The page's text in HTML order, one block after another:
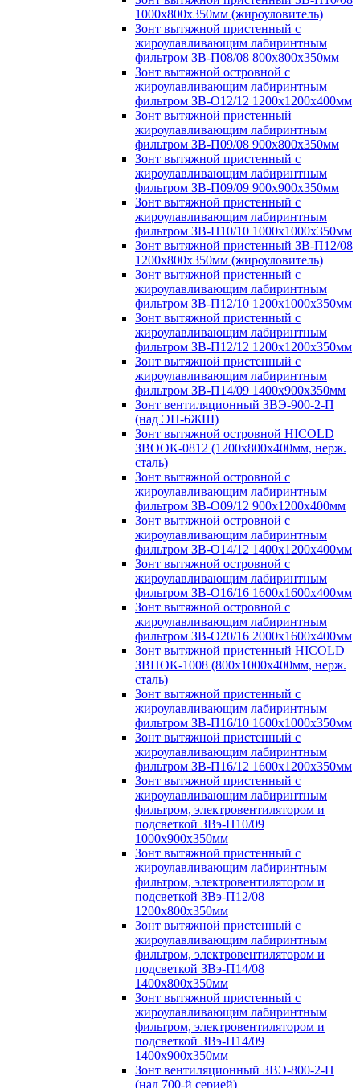
1000х800х350мм (жироуловитель)
Зонт вытяжной пристенный с
жироулавливающим лабиринтным
фильтром ЗВ-П08/08 800х800х350мм
Зонт вытяжной островной с
жироулавливающим лабиринтным
фильтром ЗВ-О12/12 1200х1200х400мм
Зонт вытяжной пристенный
жироулавливающим лабиринтным
фильтром ЗВ-П09/08 900х800х350мм
Зонт вытяжной пристенный с
жироулавливающим лабиринтным
фильтром ЗВ-П09/09 900х900х350мм
Зонт вытяжной пристенный с
жироулавливающим лабиринтным
фильтром ЗВ-П10/10 1000х1000х350мм
Зонт вытяжной пристенный ЗВ-П12/08
1200х800х350мм (жироуловитель)
Зонт вытяжной пристенный с
жироулавливающим лабиринтным
фильтром ЗВ-П12/10 1200х1000х350мм
Зонт вытяжной пристенный с
жироулавливающим лабиринтным
фильтром ЗВ-П12/12 1200х1200х350мм
Зонт вытяжной пристенный с
жироулавливающим лабиринтным
фильтром ЗВ-П14/09 1400х900х350мм
Зонт вентиляционный ЗВЭ-900-2-П
(над ЭП-6ЖШ)
Зонт вытяжной островной HICOLD
ЗВООК-0812 (1200х800x400мм, нерж.
сталь)
Зонт вытяжной островной с
жироулавливающим лабиринтным
фильтром ЗВ-О09/12 900х1200х400мм
Зонт вытяжной островной с
жироулавливающим лабиринтным
фильтром ЗВ-О14/12 1400х1200х400мм
Зонт вытяжной островной с
жироулавливающим лабиринтным
фильтром ЗВ-О16/16 1600х1600х400мм
Зонт вытяжной островной с
жироулавливающим лабиринтным
фильтром ЗВ-О20/16 2000х1600х400мм
Зонт вытяжной пристенный HICOLD
ЗВПОК-1008 (800х1000х400мм, нерж.
сталь)
Зонт вытяжной пристенный с
жироулавливающим лабиринтным
фильтром ЗВ-П16/10 1600х1000х350мм
Зонт вытяжной пристенный с
жироулавливающим лабиринтным
фильтром ЗВ-П16/12 1600х1200х350мм
Зонт вытяжной пристенный с
жироулавливающим лабиринтным
фильтром, электровентилятором и
подсветкой ЗВэ-П10/09
1000х900х350мм
Зонт вытяжной пристенный с
жироулавливающим лабиринтным
фильтром, электровентилятором и
подсветкой ЗВэ-П12/08
1200х800х350мм
Зонт вытяжной пристенный с
жироулавливающим лабиринтным
фильтром, электровентилятором и
подсветкой ЗВэ-П14/08
1400х800х350мм
Зонт вытяжной пристенный с
жироулавливающим лабиринтным
фильтром, электровентилятором и
подсветкой ЗВэ-П14/09
1400х900х350мм
Зонт вентиляционный ЗВЭ-800-2-П
(над 700-й серией)